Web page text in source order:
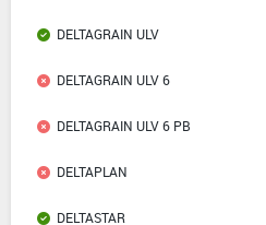
DELTAGRAIN ULV
DELTAGRAIN ULV 6
DELTAGRAIN ULV 6 PB
DELTAPLAN
DELTASTAR